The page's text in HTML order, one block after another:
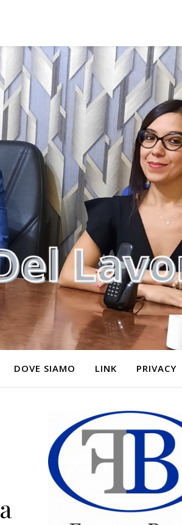
DOVE SIAMO LINK PRIVACY